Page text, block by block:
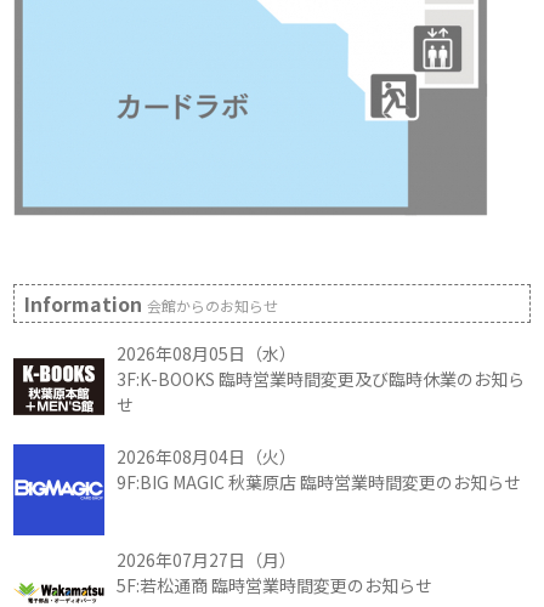
Information会館からのお知らせ
2026年08月05日（水）
3F:K-BOOKS 臨時営業時間変更及び臨時休業のお知ら
せ
2026年08月04日（火）
9F:BIG MAGIC 秋葉原店 臨時営業時間変更のお知らせ
2026年07月27日（月）
5F:若松通商 臨時営業時間変更のお知らせ